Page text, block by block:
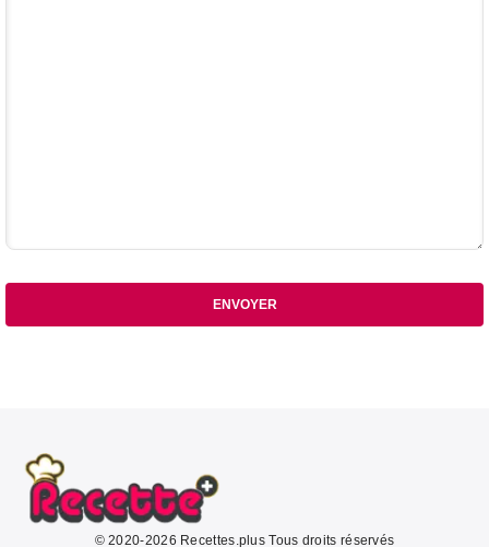
ENVOYER
© 2020-2026 Recettes.plus Tous droits réservés